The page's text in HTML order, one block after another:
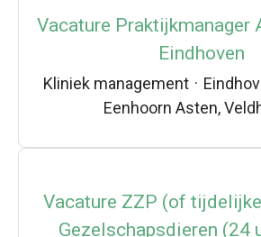
Vacature Praktijkmanager
Eindhoven
Kliniek management ·
Eenhoorn Asten,
Vacature ZZP (of
Gezelschapsdieren (24